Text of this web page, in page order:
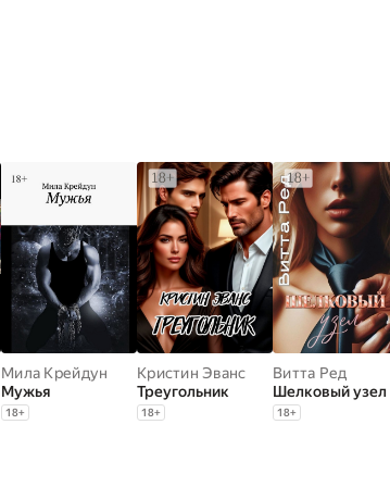
Мила Крейдун
Мужья
18+
Кристин Эванс
Треугольник
18+
Витта Ред
Шелковый узел
18+